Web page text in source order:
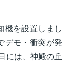
機を設置しまし
デモ・衝突が発
には、神殿の丘